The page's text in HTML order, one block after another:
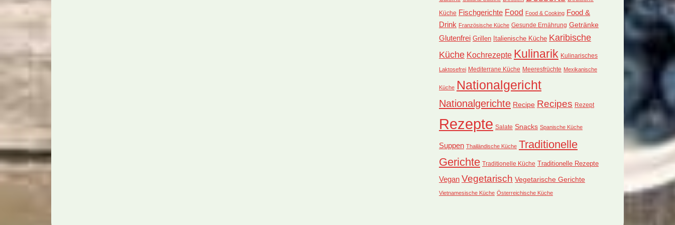
Küche Fischgerichte Food Food & Cooking Food &
Drink Französische Küche Gesunde Ernährung Getränke
Glutenfrei Grillen Italienische Küche Karibische
Küche Kochrezepte Kulinarik Kulinarisches
Laktosefrei Mediterrane Küche Meeresfrüchte Mexikanische
Küche Nationalgericht
Nationalgerichte Recipe Recipes Rezept
Rezepte Salate Snacks Spanische Küche
Suppen Thailändische Küche Traditionelle
Gerichte Traditionelle Küche Traditionelle Rezepte
Vegan Vegetarisch Vegetarische Gerichte
Vietnamesische Küche Österreichische Küche